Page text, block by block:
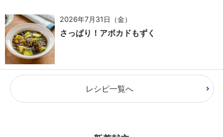
2026年7月31日（金）
さっぱり！アボカドもずく
レシピ一覧へ